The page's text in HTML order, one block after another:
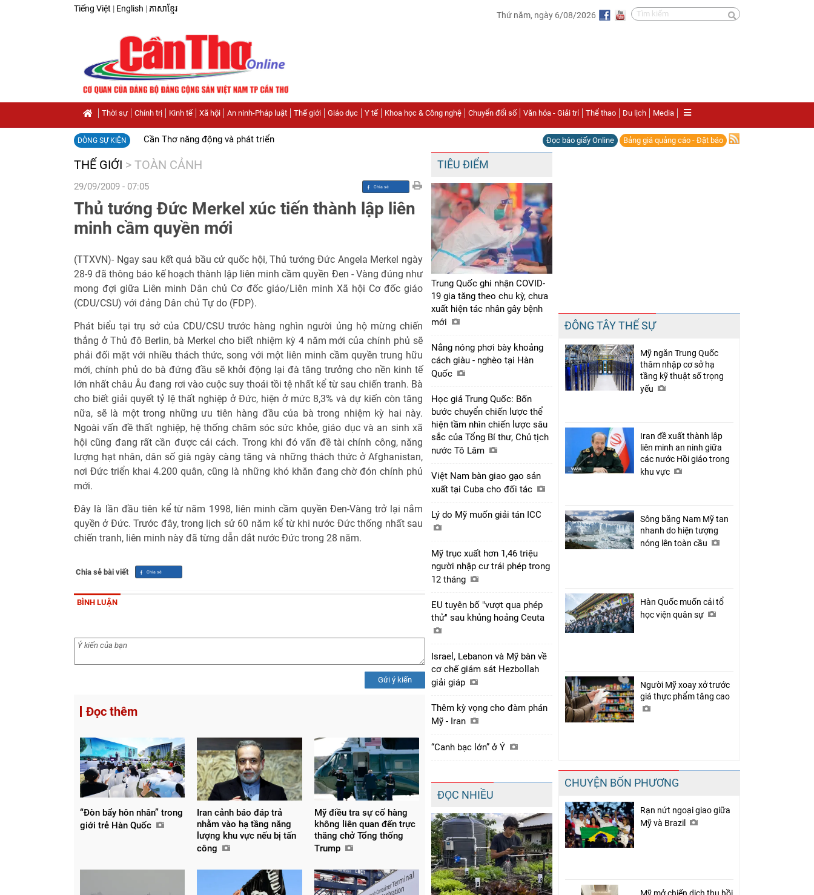
Tiếng Việt | English | ភាសាខ្មែរ
Thứ năm, ngày 6/08/2026
Thời sự Chính trị Kinh tế Xã hội An ninh-Pháp luật Thế giới Giáo dục Y tế Khoa học & Công nghệ Chuyển đổi số Văn hóa - Giải trí Thể thao Du lịch Media
DÒNG SỰ KIỆN Cần Thơ năng động và phát triển Đọc báo giấy Online Bảng giá quảng cáo - Đặt báo
THẾ GIỚI > TOÀN CẢNH
29/09/2009 - 07:05
Chia sẻ
Facebook
Thủ tướng Đức Merkel xúc tiến thành lập liên
minh cầm quyền mới
(TTXVN)- Ngay sau kết quả bầu cử quốc hội, Thủ tướng Đức Angela Merkel ngày
28-9 đã thông báo kế hoạch thành lập liên minh cầm quyền Đen - Vàng đúng như
mong đợi giữa Liên minh Dân chủ Cơ đốc giáo/Liên minh Xã hội Cơ đốc giáo
(CDU/CSU) với đảng Dân chủ Tự do (FDP).
Phát biểu tại trụ sở của CDU/CSU trước hàng nghìn người ủng hộ mừng chiến
thắng ở Thủ đô Berlin, bà Merkel cho biết nhiệm kỳ 4 năm mới của chính phủ sẽ
phải đối mặt với nhiều thách thức, song với một liên minh cầm quyền trung hữu
mới, chính phủ do bà đứng đầu sẽ khởi động lại đà tăng trưởng cho nền kinh tế
lớn nhất châu Âu đang rơi vào cuộc suy thoái tồi tệ nhất kể từ sau chiến tranh. Bà
cho biết giải quyết tỷ lệ thất nghiệp ở Đức, hiện ở mức 8,3% và dự kiến còn tăng
nữa, sẽ là một trong những ưu tiên hàng đầu của bà trong nhiệm kỳ hai này.
Ngoài vấn đề thất nghiệp, hệ thống chăm sóc sức khỏe, giáo dục và an sinh xã
hội cũng đang rất cần được cải cách. Trong khi đó vấn đề tài chính công, năng
lượng hạt nhân, dân số già ngày càng tăng và những thách thức ở Afghanistan,
nơi Đức triển khai 4.200 quân, cũng là những khó khăn đang chờ đón chính phủ
mới.
Đây là lần đầu tiên kể từ năm 1998, liên minh cầm quyền Đen-Vàng trở lại nắm
quyền ở Đức. Trước đây, trong lịch sử 60 năm kể từ khi nước Đức thống nhất sau
chiến tranh, liên minh này đã từng dẫn dắt nước Đức trong 28 năm.
Chia sẻ bài viết
BÌNH LUẬN
Gửi ý kiến
Đọc thêm
“Đòn bẩy hôn nhân” trong
giới trẻ Hàn Quốc
Iran cảnh báo đáp trả
nhằm vào hạ tầng năng
lượng khu vực nếu bị tấn
công
Mỹ điều tra sự cố hàng
không liên quan đến trực
thăng chở Tổng thống
Trump
TIÊU ĐIỂM
Trung Quốc ghi nhận COVID-
19 gia tăng theo chu kỳ, chưa
xuất hiện tác nhân gây bệnh
mới
Nắng nóng phơi bày khoảng
cách giàu - nghèo tại Hàn
Quốc
Học giả Trung Quốc: Bốn
bước chuyển chiến lược thể
hiện tầm nhìn chiến lược sâu
sắc của Tổng Bí thư, Chủ tịch
nước Tô Lâm
Việt Nam bàn giao gạo sản
xuất tại Cuba cho đối tác
Lý do Mỹ muốn giải tán ICC
Mỹ trục xuất hơn 1,46 triệu
người nhập cư trái phép trong
12 tháng
EU tuyên bố "vượt qua phép
thử" sau khủng hoảng Ceuta
Israel, Lebanon và Mỹ bàn về
cơ chế giám sát Hezbollah
giải giáp
Thêm kỳ vọng cho đàm phán
Mỹ - Iran
“Canh bạc lớn” ở Ý
ĐỌC NHIỀU
ĐÔNG TÂY THẾ SỰ
Mỹ ngăn Trung Quốc
thâm nhập cơ sở hạ
tầng kỹ thuật số trọng
yếu
Iran đề xuất thành lập
liên minh an ninh giữa
các nước Hồi giáo trong
khu vực
Sông băng Nam Mỹ tan
nhanh do hiện tượng
nóng lên toàn cầu
Hàn Quốc muốn cải tổ
học viện quân sự
Người Mỹ xoay xở trước
giá thực phẩm tăng cao
CHUYỆN BỐN PHƯƠNG
Rạn nứt ngoại giao giữa
Mỹ và Brazil